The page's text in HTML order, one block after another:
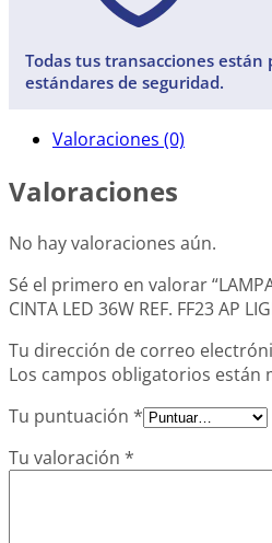
Todas tus transacciones están
estándares de seguridad.
Valoraciones (0)
Valoraciones
No hay valoraciones aún.
Sé el primero en valorar
CINTA LED 36W REF. FF23 AP
Tu dirección de correo
Los campos obligatorios están
Tu puntuación *
Tu valoración *